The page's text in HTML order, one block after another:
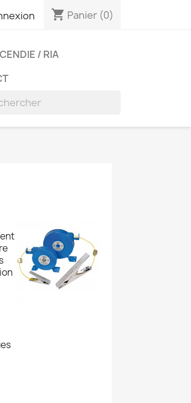
shopping_cart Panier (0)
/ RIA